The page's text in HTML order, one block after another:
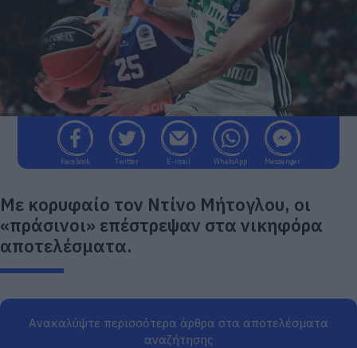
Facebook Twitter E-mail WhatsApp Messenger
Με κορυφαίο τον Ντίνο Μήτογλου, οι
«πράσινοι» επέστρεψαν στα νικηφόρα
αποτελέσματα.
Ανακαλύψτε περισσότερα άρθρα στα αποτελέσματα
αναζήτησης